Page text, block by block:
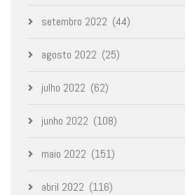
setembro 2022 (44)
agosto 2022 (25)
julho 2022 (62)
junho 2022 (108)
maio 2022 (151)
abril 2022 (116)